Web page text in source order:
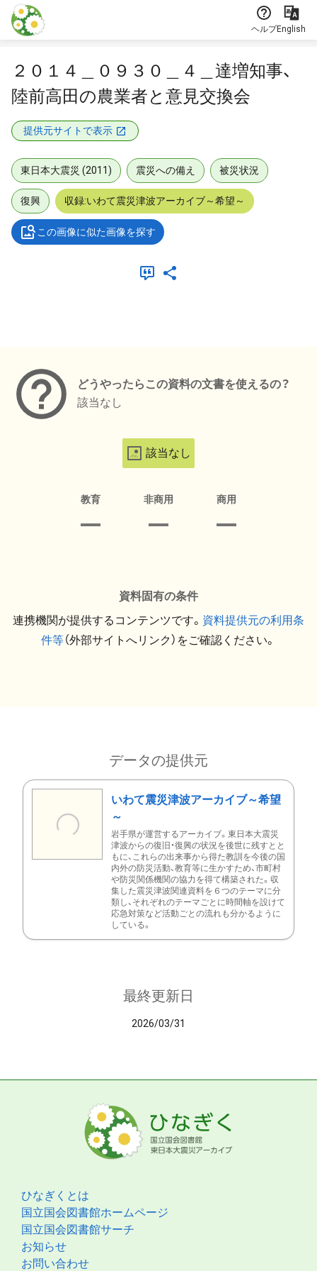
本文に飛ぶ
ヘルプEnglish
２０１４＿０９３０＿４＿達増知事、
陸前高田の農業者と意見交換会
提供元サイトで表示
東日本大震災 (2011) 震災への備え 被災状況
復興 収録:いわて震災津波アーカイブ～希望～
この画像に似た画像を探す
どうやったらこの資料の文書を使えるの？
該当なし
該当なし
教育 非商用 商用
資料固有の条件
連携機関が提供するコンテンツです。 資料提供元の利用条
件等（外部サイトへリンク）をご確認ください。
データの提供元
いわて震災津波アーカイブ～希望
～
岩手県が運営するアーカイブ。東日本大震災
津波からの復旧・復興の状況を後世に残すとと
もに、これらの出来事から得た教訓を今後の国
内外の防災活動、教育等に生かすため、市町村
や防災関係機関の協力を得て構築された。収
集した震災津波関連資料を６つのテーマに分
類し、それぞれのテーマごとに時間軸を設けて
応急対策など活動ごとの流れも分かるように
している。
最終更新日
2026/03/31
ひなぎくとは
国立国会図書館ホームページ
国立国会図書館サーチ
お知らせ
お問い合わせ